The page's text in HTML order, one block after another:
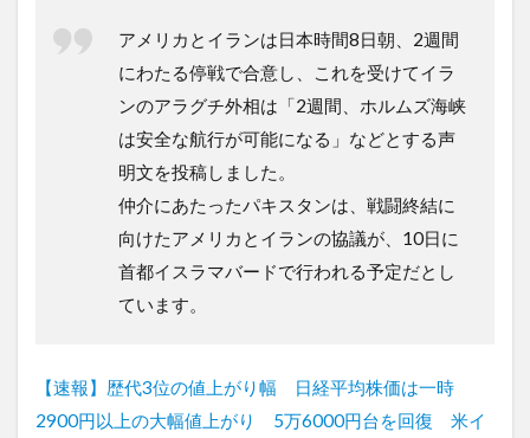
アメリカとイランは日本時間8日朝、2週間
にわたる停戦で合意し、これを受けてイラ
ンのアラグチ外相は「2週間、ホルムズ海峡
は安全な航行が可能になる」などとする声
明文を投稿しました。
仲介にあたったパキスタンは、戦闘終結に
向けたアメリカとイランの協議が、10日に
首都イスラマバードで行われる予定だとし
ています。
【速報】歴代3位の値上がり幅 日経平均株価は一時
2900円以上の大幅値上がり 5万6000円台を回復 米イ